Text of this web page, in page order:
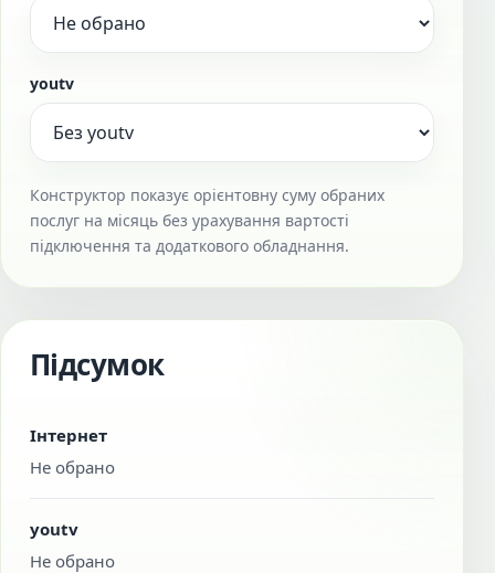
youtv
Конструктор показує орієнтовну суму обраних
послуг на місяць без урахування вартості
підключення та додаткового обладнання.
Підсумок
Інтернет
Не обрано
youtv
Не обрано